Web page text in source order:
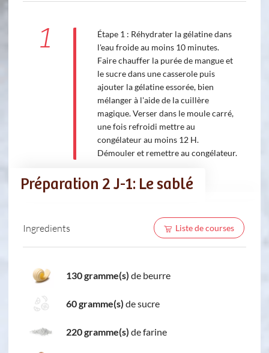
1
Étape 1 : Réhydrater la gélatine dans
l'eau froide au moins 10 minutes.
Faire chauffer la purée de mangue et
le sucre dans une casserole puis
ajouter la gélatine essorée, bien
mélanger à l'aide de la cuillère
magique. Verser dans le moule carré,
une fois refroidi mettre au
congélateur au moins 12 H.
Démouler et remettre au congélateur.
Préparation 2 J-1: Le sablé
Ingredients Liste de courses
130 gramme(s) de beurre
60 gramme(s) de sucre
220 gramme(s) de farine